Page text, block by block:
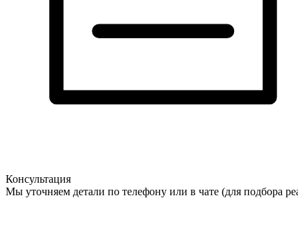
Консультация
Мы уточняем детали по телефону или в чате (для подбора